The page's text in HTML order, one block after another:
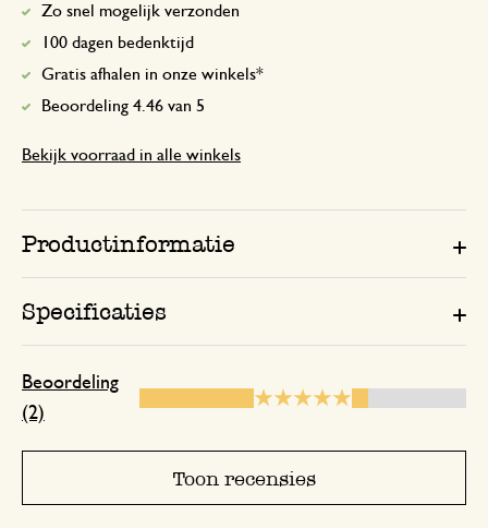
Zo snel mogelijk verzonden
100 dagen bedenktijd
Gratis afhalen in onze winkels*
Beoordeling 4.46 van 5
Bekijk voorraad in alle winkels
Productinformatie
Specificaties
Beoordeling
(2)
Toon recensies
11 september 2023
mesje. We nemen per mail verder